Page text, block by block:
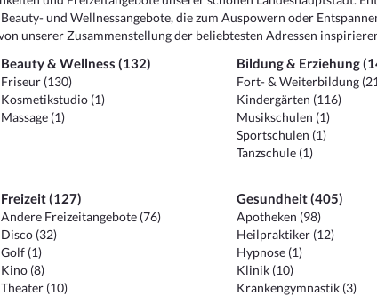
und Wellnessangebote, die zum Auspowern oder
unserer Zusammenstellung der beliebtesten Adressen
Beauty & Wellness (132)
Friseur (130)
Kosmetikstudio (1)
Massage (1)
Bildung & Erziehung
Fort- & Weiterbildung
Kindergärten (116)
Musikschulen (1)
Sportschulen (1)
Tanzschule (1)
Freizeit (127)
Andere Freizeitangebote (76)
Disco (32)
Golf (1)
Kino (8)
Theater (10)
Gesundheit (405)
Apotheken (98)
Heilpraktiker (12)
Hypnose (1)
Klinik (10)
Krankengymnastik (3)